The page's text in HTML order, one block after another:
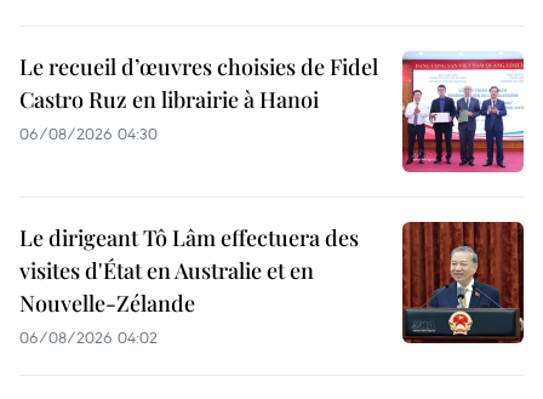
Le recueil d’œuvres choisies de Fidel
Castro Ruz en librairie à Hanoi
06/08/2026 04:30
Le dirigeant Tô Lâm effectuera des
visites d'État en Australie et en
Nouvelle-Zélande
06/08/2026 04:02